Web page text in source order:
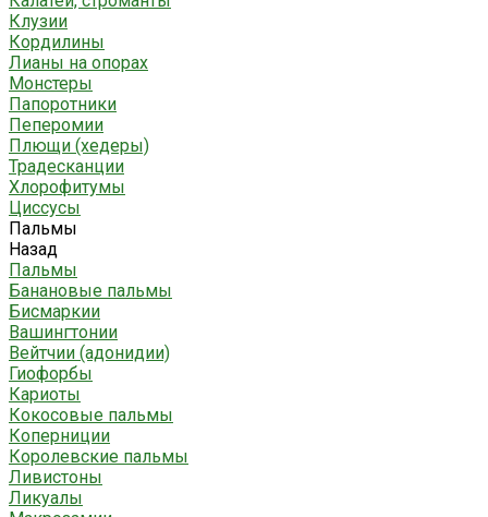
Клузии
Кордилины
Лианы на опорах
Монстеры
Папоротники
Пеперомии
Плющи (хедеры)
Традесканции
Хлорофитумы
Циссусы
Пальмы
Назад
Пальмы
Банановые пальмы
Бисмаркии
Вашингтонии
Вейтчии (адонидии)
Гиофорбы
Кариоты
Кокосовые пальмы
Коперниции
Королевские пальмы
Ливистоны
Ликуалы